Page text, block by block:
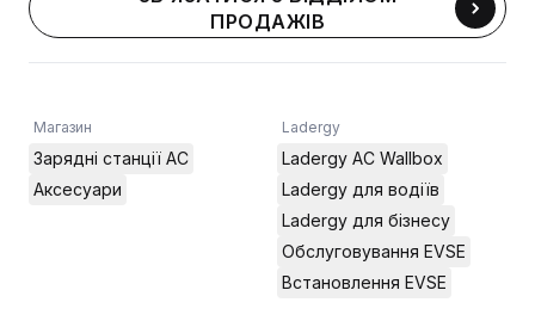
ПРОДАЖІВ
Магазин
Зарядні станції AC
Аксесуари
Ladergy
Ladergy AC Wallbox
Ladergy для водіїв
Ladergy для бізнесу
Обслуговування EVSE
Встановлення EVSE